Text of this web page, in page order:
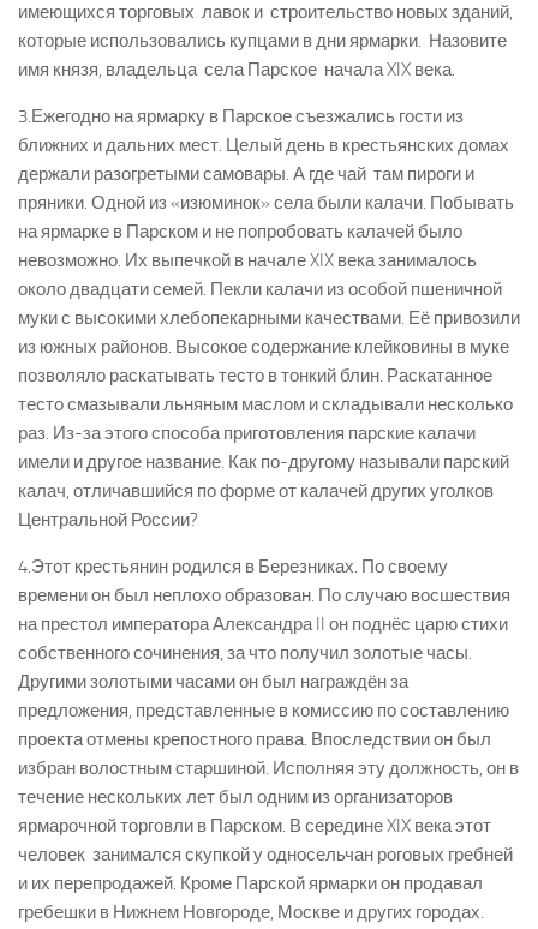
имеющихся торговых лавок и строительство новых зданий,
которые использовались купцами в дни ярмарки. Назовите
имя князя, владельца села Парское начала XIX века.
3.Ежегодно на ярмарку в Парское съезжались гости из
ближних и дальних мест. Целый день в крестьянских домах
держали разогретыми самовары. А где чай ­ там пироги и
пряники. Одной из «изюминок» села были калачи. Побывать
на ярмарке в Парском и не попробовать калачей было
невозможно. Их выпечкой в начале XIX века занималось
около двадцати семей. Пекли калачи из особой пшеничной
муки с высокими хлебопекарными качествами. Её привозили
из южных районов. Высокое содержание клейковины в муке
позволяло раскатывать тесто в тонкий блин. Раскатанное
тесто смазывали льняным маслом и складывали несколько
раз. Из­-за этого способа приготовления парские калачи
имели и другое название. Как по­-другому называли парский
калач, отличавшийся по форме от калачей других уголков
Центральной России?
4.Этот крестьянин родился в Березниках. По своему
времени он был неплохо образован. По случаю восшествия
на престол императора Александра II он поднёс царю стихи
собственного сочинения, за что получил золотые часы.
Другими золотыми часами он был награждён за
предложения, представленные в комиссию по составлению
проекта отмены крепостного права. Впоследствии он был
избран волостным старшиной. Исполняя эту должность, он в
течение нескольких лет был одним из организаторов
ярмарочной торговли в Парском. В середине XIX века этот
человек занимался скупкой у односельчан роговых гребней
и их перепродажей. Кроме Парской ярмарки он продавал
гребешки в Нижнем Новгороде, Москве и других городах.